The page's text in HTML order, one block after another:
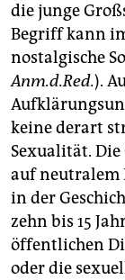
die junge
Begriff kann
nostalgische
Anm.d.Red.).
keine derart
Sexualität.
auf neutralem
in der
zehn bis 15
öffentlichen
oder die